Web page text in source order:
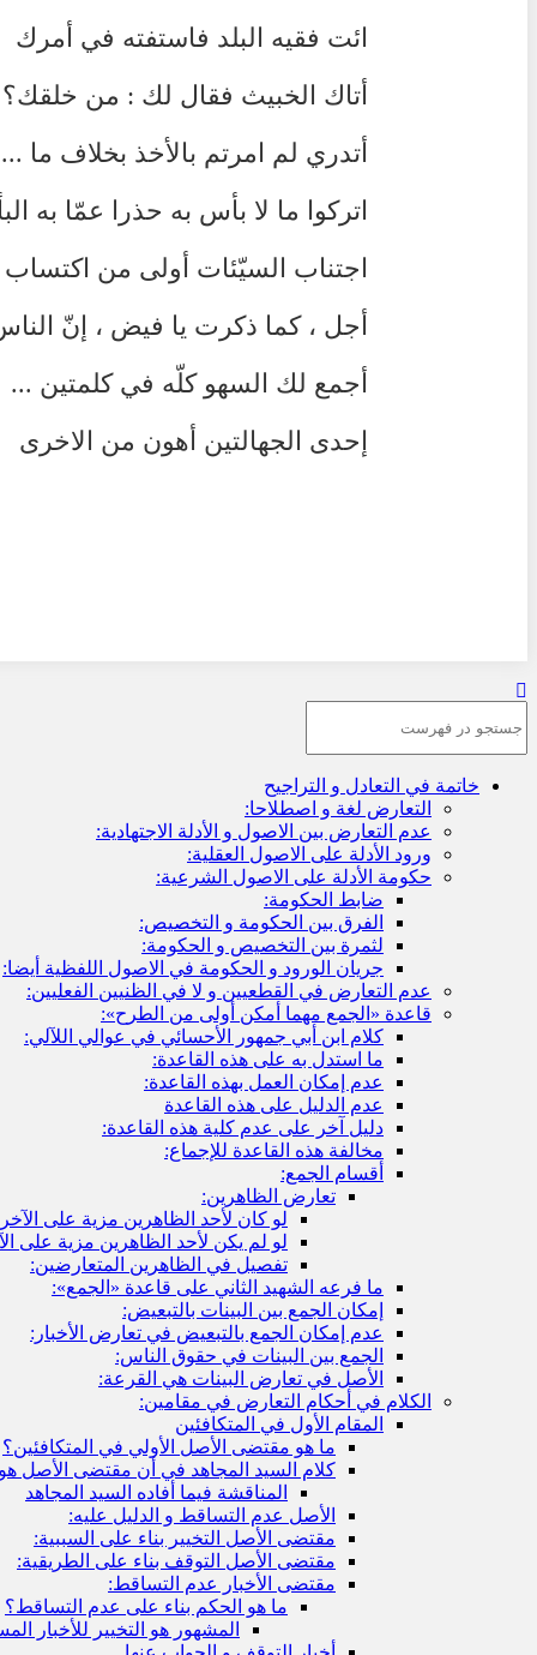
ائت فقيه البلد فاستفته في أمرك
أتاك الخبيث فقال لك : من خلقك؟
أتدري لم امرتم بالأخذ بخلاف ما ...
اتركوا ما لا بأس به حذرا عمّا به
اجتناب السيّئات أولى من
أجل ، كما ذكرت يا فيض ، إنّ
أجمع لك السهو كلّه في كلمتين ...
إحدى الجهالتين أهون من الاخرى
خاتمة في التعادل و التراجيح
التعارض لغة و اصطلاحا:
عدم التعارض بين الاصول و الأدلة الاجتهادية:
ورود الأدلة على الاصول العقلية:
حكومة الأدلة على الاصول الشرعية:
ضابط الحكومة:
الفرق بين الحكومة و التخصيص:
لثمرة بين التخصيص و الحكومة:
جريان الورود و الحكومة في الاصول اللفظية أيضا:
عدم التعارض في القطعيين و لا في الظنيين الفعليين:
قاعدة «الجمع مهما أمكن أولى من الطرح»:
كلام ابن أبي جمهور الأحسائي في عوالي اللآلي:
ما استدل به على هذه القاعدة:
عدم إمكان العمل بهذه القاعدة:
عدم الدليل على هذه القاعدة
دليل آخر على عدم كلية هذه القاعدة:
مخالفة هذه القاعدة للإجماع:
أقسام الجمع:
تعارض الظاهرين:
لو كان لأحد الظاهرين مزية على
لو لم يكن لأحد الظاهرين مزية على
تفصيل في الظاهرين المتعارضين:
ما فرعه الشهيد الثاني على قاعدة «الجمع»:
إمكان الجمع بين البينات بالتبعيض:
عدم إمكان الجمع بالتبعيض في تعارض الأخبار:
الجمع بين البينات في حقوق الناس:
الأصل في تعارض البينات هي القرعة:
الكلام في أحكام التعارض في مقامين:
المقام الأول في المتكافئين
ما هو مقتضى الأصل الأولي في المتكافئين؟
كلام السيد المجاهد في أن مقتضى الأصل
المناقشة فيما أفاده السيد المجاهد
الأصل عدم التساقط و الدليل عليه:
مقتضى الأصل التخيير بناء على السببية:
مقتضى الأصل التوقف بناء على الطريقية:
مقتضى الأخبار عدم التساقط:
ما هو الحكم بناء على عدم التساقط؟
المشهور هو التخيير للأخبار